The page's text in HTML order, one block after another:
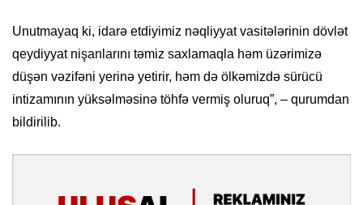
Unutmayaq ki, idarə etdiyimiz nəqliyyat vasitələrinin dövlət
qeydiyyat nişanlarını təmiz saxlamaqla həm üzərimizə
düşən vəzifəni yerinə yetirir, həm də ölkəmizdə sürücü
intizamının yüksəlməsinə töhfə vermiş oluruq”, – qurumdan
bildirilib.